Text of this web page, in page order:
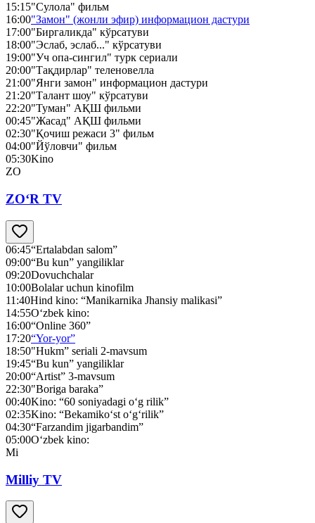
15:15"Сулола" фильм
16:00"Замон" (жонли эфир) информацион дастури
17:00"Биргаликда" кўрсатуви
18:00"Эслаб, эслаб..." кўрсатуви
19:00"Уч опа-сингил" турк сериали
20:00"Тақдирлар" теленовелла
21:00"Янги замон" информацион дастури
21:20"Талант шоу" кўрсатуви
22:20"Туман" АҚШ фильми
00:45"Жасад" АҚШ фильми
02:30"Қочиш режаси 3" фильм
04:00"Йўловчи" фильм
05:30Kino
ZO
ZO‘R TV
06:45“Ertalabdan salom”
09:00“Bu kun” yangiliklar
09:20Dovuchchalar
10:00Bolalar uchun kinofilm
11:40Hind kino: “Manikarnika Jhansiy malikasi”
14:55O‘zbek kino:
16:00“Online 360”
17:20“Yor-yor”
18:50"Нukm” seriali 2-mavsum
19:45“Bu kun” yangiliklar
20:00“Artist” 3-mavsum
22:30"Boriga baraka”
00:40Kino: “60 soniyadagi o‘g rilik”
02:35Kino: “Bekamiko‘st o‘g‘rilik”
04:30“Farzandim jigarbandim”
05:00O‘zbek kino:
Mi
Milliy TV